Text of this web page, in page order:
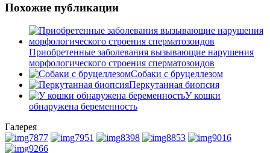
Похожие публикации
Приобретенные заболевания вызывающие нарушения
морфологического строения сперматозоидов
Собаки с бруцеллезом
Перкутанная биопсия
У кошки
обнаружена беременность
Галерея